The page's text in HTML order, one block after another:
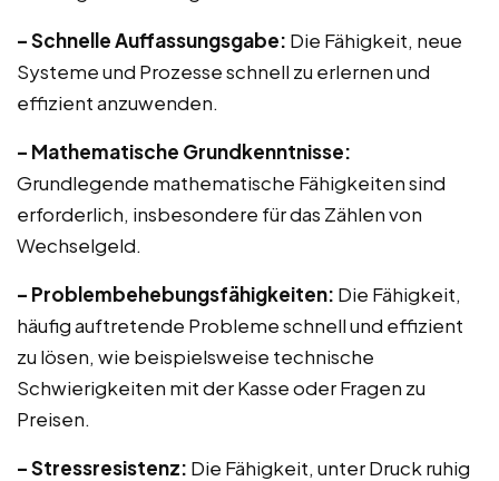
– Schnelle Auffassungsgabe: Die Fähigkeit, neue
Systeme und Prozesse schnell zu erlernen und
effizient anzuwenden.
– Mathematische Grundkenntnisse:
Grundlegende mathematische Fähigkeiten sind
erforderlich, insbesondere für das Zählen von
Wechselgeld.
– Problembehebungsfähigkeiten: Die Fähigkeit,
häufig auftretende Probleme schnell und effizient
zu lösen, wie beispielsweise technische
Schwierigkeiten mit der Kasse oder Fragen zu
Preisen.
– Stressresistenz: Die Fähigkeit, unter Druck ruhig